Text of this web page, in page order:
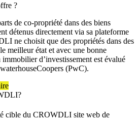
?
de co-propriété dans des biens
détenus directement via sa plateforme
ne choisit que des propriétés dans des
meilleur état et avec une bonne
d’investissement est évalué
(PwC).
?
cible du CROWDLI site web de